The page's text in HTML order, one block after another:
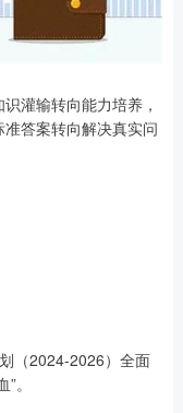
灌输转向能力培养，
答案转向解决真实问
（2024-2026）全面
。